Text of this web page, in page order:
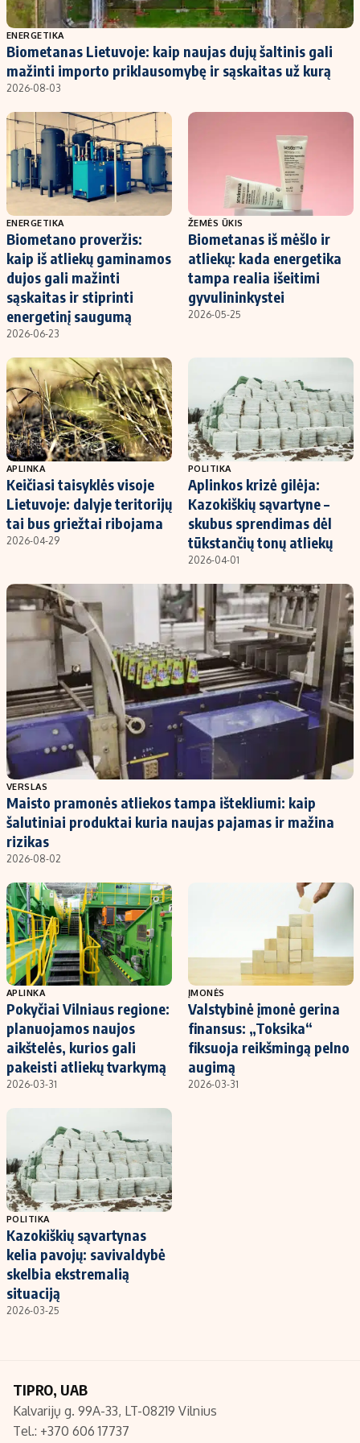
Populiarios temos
Investavimas
Akcijų rinka
Saulės elektrinės
Kriptovaliutos
Infliacija
Migracija
Titulinis
Nedarbo išmokos skaičiuoklė
Indėlių skaičiuoklė
Įdomios naujienos
Redakcija
Apie mus
Redakcijos politika
Privatumo politika
Turinio žymėjimo taisyklės
Kontaktai
Regionų naujienos
Indėlių palūkanos
ENERGETIKA
Biometanas Lietuvoje: kaip naujas dujų šaltinis gali
mažinti importo priklausomybę ir sąskaitas už kurą
2026-08-03
ENERGETIKA
Biometano proveržis:
kaip iš atliekų gaminamos
dujos gali mažinti
sąskaitas ir stiprinti
energetinį saugumą
2026-06-23
ŽEMĖS ŪKIS
Biometanas iš mėšlo ir
atliekų: kada energetika
tampa realia išeitimi
gyvulininkystei
2026-05-25
APLINKA
Keičiasi taisyklės visoje
Lietuvoje: dalyje teritorijų
tai bus griežtai ribojama
2026-04-29
POLITIKA
Aplinkos krizė gilėja:
Kazokiškių sąvartyne –
skubus sprendimas dėl
tūkstančių tonų atliekų
2026-04-01
VERSLAS
Maisto pramonės atliekos tampa ištekliumi: kaip
šalutiniai produktai kuria naujas pajamas ir mažina
rizikas
2026-08-02
APLINKA
Pokyčiai Vilniaus regione:
planuojamos naujos
aikštelės, kurios gali
pakeisti atliekų tvarkymą
2026-03-31
ĮMONĖS
Valstybinė įmonė gerina
finansus: „Toksika“
fiksuoja reikšmingą pelno
augimą
2026-03-31
POLITIKA
Kazokiškių sąvartynas
kelia pavojų: savivaldybė
skelbia ekstremalią
situaciją
2026-03-25
TIPRO, UAB
Kalvarijų g. 99A-33, LT-08219 Vilnius
Tel.: +370 606 17737